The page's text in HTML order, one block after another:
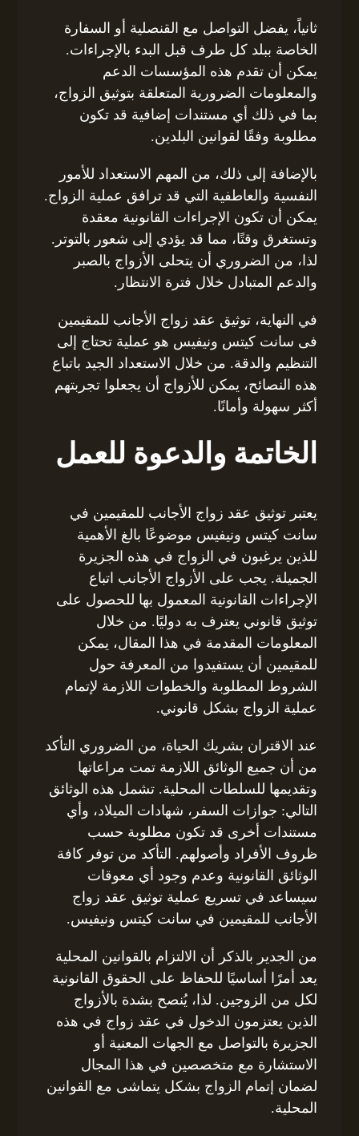
ثانياً، يفضل التواصل مع القنصلية أو السفارة
الخاصة ببلد كل طرف قبل البدء بالإجراءات.
يمكن أن تقدم هذه المؤسسات الدعم
والمعلومات الضرورية المتعلقة بتوثيق الزواج،
بما في ذلك أي مستندات إضافية قد تكون
مطلوبة وفقًا لقوانين البلدين.
بالإضافة إلى ذلك، من المهم الاستعداد للأمور
النفسية والعاطفية التي قد ترافق عملية الزواج.
يمكن أن تكون الإجراءات القانونية معقدة
وتستغرق وقتًا، مما قد يؤدي إلى شعور بالتوتر.
لذا، من الضروري أن يتحلى الأزواج بالصبر
والدعم المتبادل خلال فترة الانتظار.
في النهاية، توثيق عقد زواج الأجانب للمقيمين
فى سانت كيتس ونيفيس هو عملية تحتاج إلى
التنظيم والدقة. من خلال الاستعداد الجيد باتباع
هذه النصائح، يمكن للأزواج أن يجعلوا تجربتهم
أكثر سهولة وأمانًا.
الخاتمة والدعوة للعمل
يعتبر توثيق عقد زواج الأجانب للمقيمين في
سانت كيتس ونيفيس موضوعًا بالغ الأهمية
للذين يرغبون في الزواج في هذه الجزيرة
الجميلة. يجب على الأزواج الأجانب اتباع
الإجراءات القانونية المعمول بها للحصول على
توثيق قانوني يعترف به دوليًا. من خلال
المعلومات المقدمة في هذا المقال، يمكن
للمقيمين أن يستفيدوا من المعرفة حول
الشروط المطلوبة والخطوات اللازمة لإتمام
عملية الزواج بشكل قانوني.
عند الاقتران بشريك الحياة، من الضروري التأكد
من أن جميع الوثائق اللازمة تمت مراعاتها
وتقديمها للسلطات المحلية. تشمل هذه الوثائق
التالي: جوازات السفر، شهادات الميلاد، وأي
مستندات أخرى قد تكون مطلوبة حسب
ظروف الأفراد وأصولهم. التأكد من توفر كافة
الوثائق القانونية وعدم وجود أي معوقات
سيساعد في تسريع عملية توثيق عقد زواج
الأجانب للمقيمين في سانت كيتس ونيفيس.
من الجدير بالذكر أن الالتزام بالقوانين المحلية
يعد أمرًا أساسيًا للحفاظ على الحقوق القانونية
لكل من الزوجين. لذا، يُنصح بشدة بالأزواج
الذين يعتزمون الدخول في عقد زواج في هذه
الجزيرة بالتواصل مع الجهات المعنية أو
الاستشارة مع متخصصين في هذا المجال
لضمان إتمام الزواج بشكل يتماشى مع القوانين
المحلية.